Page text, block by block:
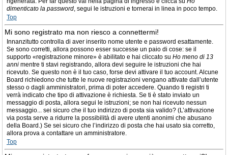
dimenticato la password, segui le istruzioni e tornerai in linea in poco tempo.
Top
Mi sono registrato ma non riesco a connettermi!
Innanzitutto controlla di aver inserito nome utente e password esattamente.
Se sono corretti, allora possono esser successe un paio di cose: se il
supporto «registrazione minore» è abilitato e hai cliccato su Ho meno di 13
anni mentre ti stavi registrando, allora devi seguire le istruzioni che hai
ricevuto. Se questo non è il tuo caso, forse devi attivare il tuo account. Alcune
Board richiedono che tutte le nuove registrazioni vengano attivate dall’utente
stesso o dagli amministratori, prima di poter accedere. Quando ti registri ti
verrà indicato che tipo di attivazione è richiesta. Se ti è stato inviato un
messaggio di posta, allora segui le istruzioni; se non hai ricevuto nessun
messaggio... sei sicuro che il tuo indirizzo di posta sia valido? (L’attivazione
via posta serve a ridurre la possibilità di avere utenti anonimi che abusano
della Board.) Se sei sicuro che l’indirizzo di posta che hai usato sia corretto,
allora prova a contattare un amministratore.
Top